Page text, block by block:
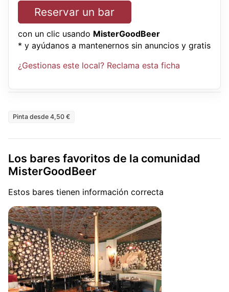
Reservar un bar
con un clic usando MisterGoodBeer
* y ayúdanos a mantenernos sin anuncios y gratis
¿Gestionas este local? Reclama esta ficha
Pinta desde 4,50 €
Los bares favoritos de la comunidad
MisterGoodBeer
Estos bares tienen información correcta